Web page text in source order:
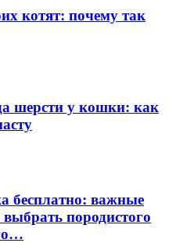
котят: почему так
шерсти у кошки: как
бесплатно: важные
породистого